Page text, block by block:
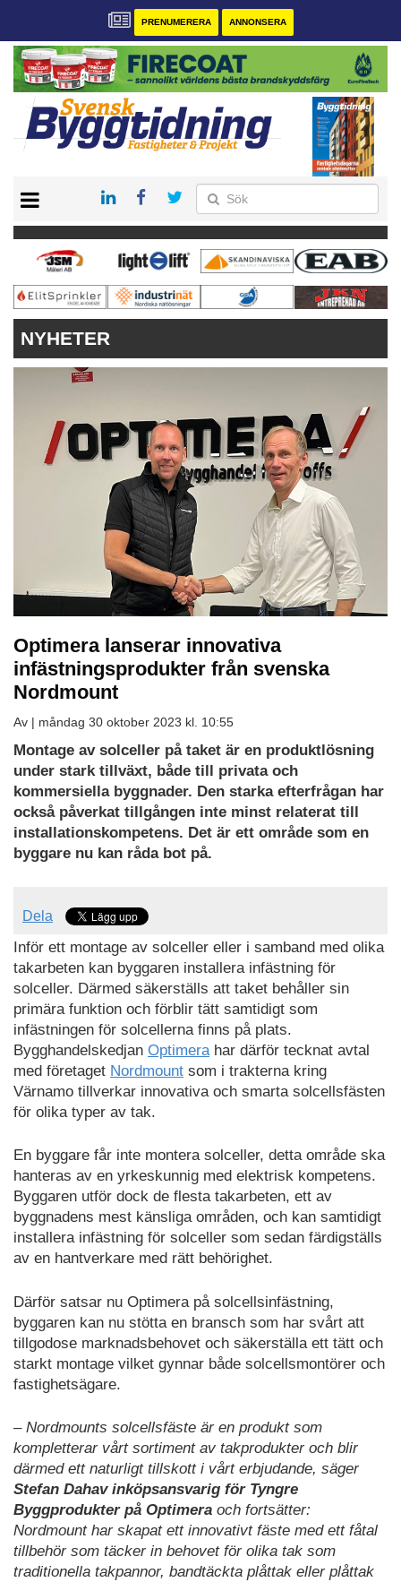
PRENUMERERA ANNONSERA
PRENUMERERA
VÅRA ANDRA MAGASIN
ANNONSERA
KONTAKT
NYHETER
Optimera lanserar innovativa
infästningsprodukter från svenska
Nordmount
Av | måndag 30 oktober 2023 kl. 10:55
Montage av solceller på taket är en produktlösning
under stark tillväxt, både till privata och
kommersiella byggnader. Den starka efterfrågan har
också påverkat tillgången inte minst relaterat till
installationskompetens. Det är ett område som en
byggare nu kan råda bot på.
Dela
Inför ett montage av solceller eller i samband med olika
takarbeten kan byggaren installera infästning för
solceller. Därmed säkerställs att taket behåller sin
primära funktion och förblir tätt samtidigt som
infästningen för solcellerna finns på plats.
Bygghandelskedjan Optimerahar därför tecknat avtal
med företaget Nordmount som i trakterna kring
Värnamo tillverkar innovativa och smarta solcellsfästen
för olika typer av tak.
En byggare får inte montera solceller, detta område ska
hanteras av en yrkeskunnig med elektrisk kompetens.
Byggaren utför dock de flesta takarbeten, ett av
byggnadens mest känsliga områden, och kan samtidigt
installera infästning för solceller som sedan färdigställs
av en hantverkare med rätt behörighet.
Därför satsar nu Optimera på solcellsinfästning,
byggaren kan nu stötta en bransch som har svårt att
tillgodose marknadsbehovet och säkerställa ett tätt och
starkt montage vilket gynnar både solcellsmontörer och
fastighetsägare.
– Nordmounts solcellsfäste är en produkt som
kompletterar vårt sortiment av takprodukter och blir
därmed ett naturligt tillskott i vårt erbjudande, säger
Stefan Dahav inköpsansvarig för Tyngre
Byggprodukter på Optimera och fortsätter:
Nordmount har skapat ett innovativt fäste med ett fåtal
tillbehör som täcker in behovet för olika tak som
traditionella takpannor, bandtäckta plåttak eller plåttak